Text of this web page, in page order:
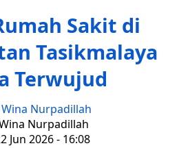
Sakit di
Tasikmalaya
Terwujud
Wina Nurpadillah
Nurpadillah
Jun 2026 - 16:08